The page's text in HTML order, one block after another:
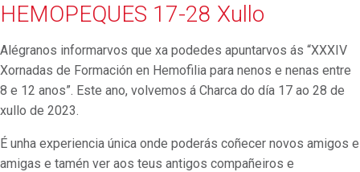
HEMOPEQUES 17-28 Xullo
Alégranos informarvos que xa podedes apuntarvos ás “XXXIV
Xornadas de Formación en Hemofilia para nenos e nenas entre
8 e 12 anos”. Este ano, volvemos á Charca do día 17 ao 28 de
xullo de 2023.
É unha experiencia única onde poderás coñecer novos amigos e
amigas e tamén ver aos teus antigos compañeiros e